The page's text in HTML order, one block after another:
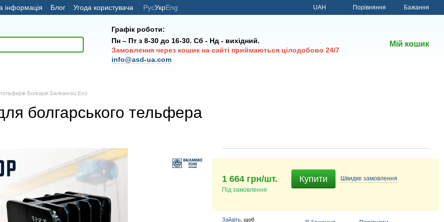
інформація Блог Угода користувача РусУкрEng UAH Порівняння Бажання
Графік роботи:
Пн – Пт з 8-30 до 16-30. Сб - Нд - вихідний.
Замовлення через кошик на сайті приймаються цілодобово 24/7
info@asd-ua.com
Мій кошик
Болгарія Балканско Ехо
болгарського тельфера
1 664 грн/шт.
Під замовлення
Купити Швидке замовлення
Зайдіть , щоб